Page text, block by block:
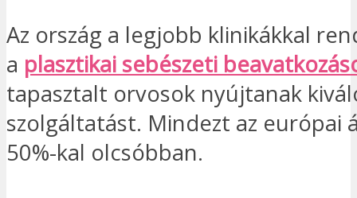
Az ország a legjobb klinikákkal
a plasztikai sebészeti
tapasztalt orvosok nyújtanak
szolgáltatást. Mindezt az európai
50%-kal olcsóbban.